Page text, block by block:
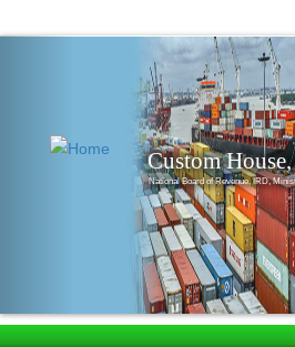
Custom
National Board of Revenue, IRD,